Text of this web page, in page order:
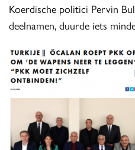
Koerdische politici Pervin
deelnamen, duurde iets